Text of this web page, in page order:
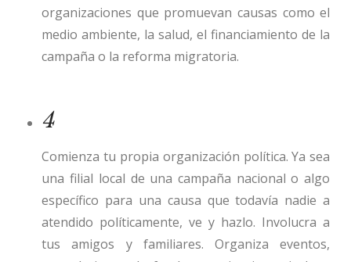
organizaciones que promuevan causas como el
medio ambiente, la salud, el financiamiento de la
campaña o la reforma migratoria.
4
Comienza tu propia organización política. Ya sea
una filial local de una campaña nacional o algo
específico para una causa que todavía nadie a
atendido políticamente, ve y hazlo. Involucra a
tus amigos y familiares. Organiza eventos,